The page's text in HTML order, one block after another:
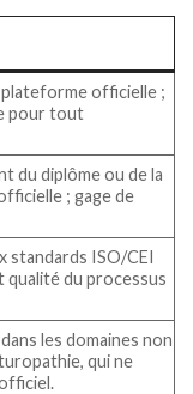
plateforme officielle ;
pour tout
du diplôme ou de la
; gage de
standards ISO/CEI
qualité du processus
les domaines non
qui ne